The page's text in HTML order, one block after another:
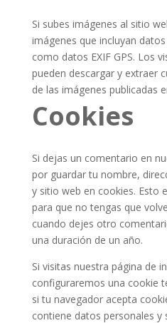
Si subes imágenes al sitio
imágenes que incluyan
como datos EXIF GPS. Los
pueden descargar y extraer
de las imágenes publicadas
Cookies
Si dejas un comentario en
por guardar tu nombre,
y sitio web en cookies. Esto
para que no tengas que
cuando dejes otro
una duración de un año.
Si visitas nuestra página de
configuraremos una cookie
si tu navegador acepta
contiene datos personales y